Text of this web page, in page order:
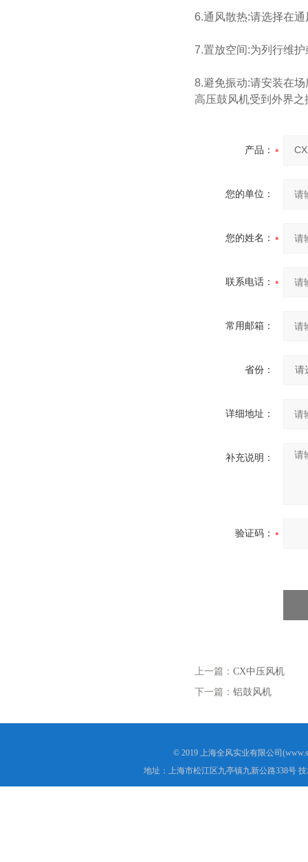
6.通风散热:请选择在
7.置放空间:为列行维
8.避免振动:请安装在
高压鼓风机受到外界之
产品：
您的单位：
您的姓名：
联系电话：
常用邮箱：
省份：
详细地址：
补充说明：
验证码：
上一篇： CX中压风机
下一篇： 铝鼓风机
© 2019 上海全风实业有限公司
地址：上海市松江区九亭镇九新公路338号